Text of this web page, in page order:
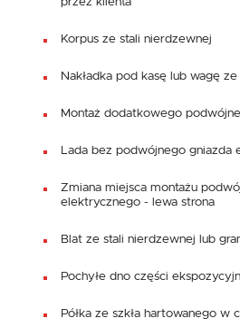
Korpus ze stali nierdzewnej
Nakładka pod kasę lub wagę
Montaż dodatkowego
Lada bez podwójnego gniazda
Zmiana miejsca montażu
elektrycznego - lewa strona
Blat ze stali nierdzewnej lub
Pochyłe dno części
Półka ze szkła hartowanego w